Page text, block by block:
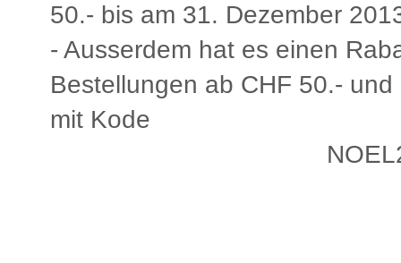
50.- bis am 31. Dezember
- Ausserdem hat es einen
Bestellungen ab CHF 50.-
mit Kode